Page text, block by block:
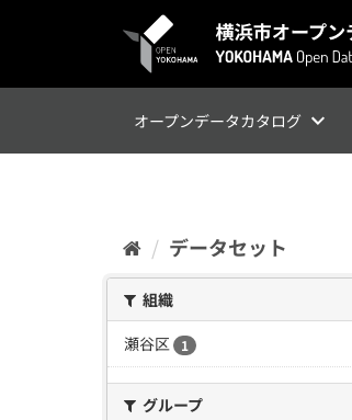
オープンデータカタログ
データセット
組織
瀬谷区
1
グループ